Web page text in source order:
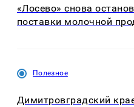
«Лосево» снова
поставки молочной
Полезное
Димитровградский